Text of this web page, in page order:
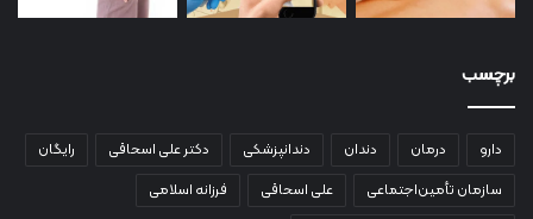
برچسب
دارو درمان دندان دندانپزشکی دکتر علی اسحاقی
رایگان
سازمان تأمین‌اجتماعی
علی اسحاقی
فرزانه اسلامی